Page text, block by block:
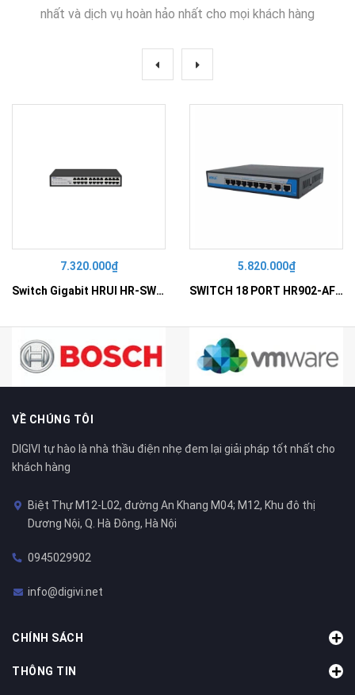
nhất và dịch vụ hoàn hảo nhất cho mọi khách hàng
7.320.000₫
Switch Gigabit HRUI HR-SWG10240D
5.820.000₫
SWITCH 18 PORT HR902-AF162G-300 – Switch PoE 16 Cổng
VỀ CHÚNG TÔI
DIGIVI tự hào là nhà thầu điện nhẹ đem lại giải pháp tốt nhất cho
khách hàng
Biệt Thự M12-L02, đường An Khang M04; M12, Khu đô thị
Dương Nội, Q. Hà Đông, Hà Nội
0945029902
info@digivi.net
CHÍNH SÁCH
THÔNG TIN